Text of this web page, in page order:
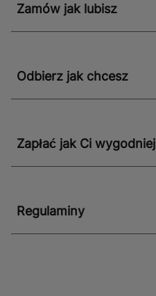
Zamów jak lubisz
Odbierz jak chcesz
Zapłać jak Ci wygodniej
Regulaminy